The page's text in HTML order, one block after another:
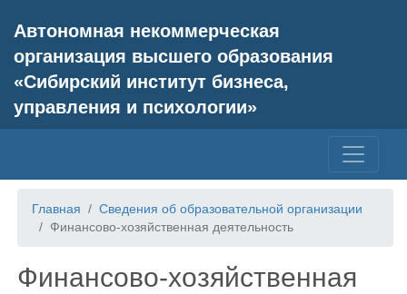
Автономная некоммерческая
организация высшего образования
«Сибирский институт бизнеса,
управления и психологии»
Главная
Сведения об образовательной организации
Финансово-хозяйственная деятельность
Финансово-хозяйственная